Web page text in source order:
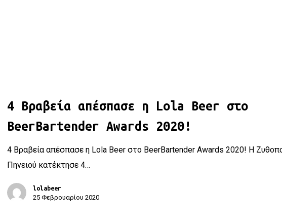
4 Βραβεία απέσπασε η Lola Beer στο
BeerBartender Awards 2020!
4 Βραβεία απέσπασε η Lola Beer στο BeerBartender Awards 2020! Η
Πηνειού κατέκτησε 4…
lolabeer
25 Φεβρουαρίου 2020